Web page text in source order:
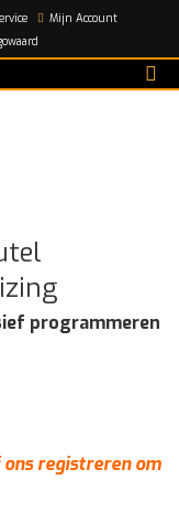
Mijn Account
programmeren
registreren om